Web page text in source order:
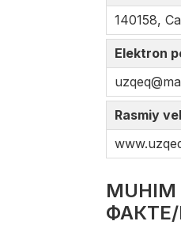
140158,
Elektron
Rasmiy
ФАКТЕ/